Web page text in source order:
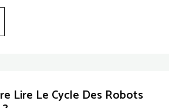
Lire Le Cycle Des Robots